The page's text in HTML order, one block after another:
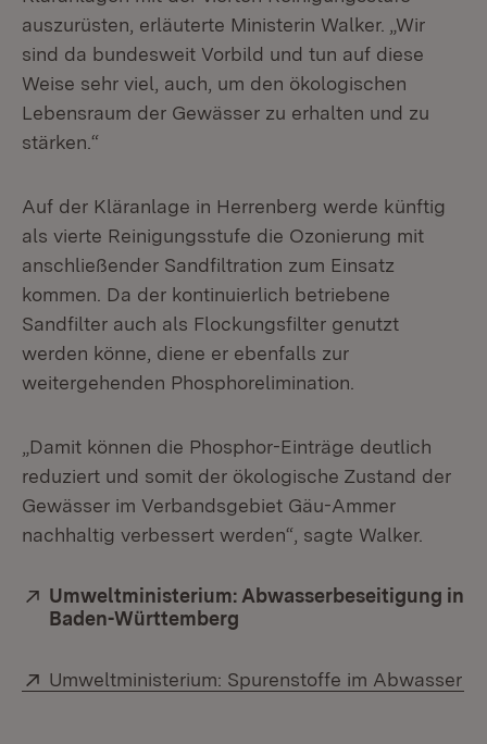
auszurüsten, erläuterte Ministerin Walker. „Wir
sind da bundesweit Vorbild und tun auf diese
Weise sehr viel, auch, um den ökologischen
Lebensraum der Gewässer zu erhalten und zu
stärken.“
Auf der Kläranlage in Herrenberg werde künftig
als vierte Reinigungsstufe die Ozonierung mit
anschließender Sandfiltration zum Einsatz
kommen. Da der kontinuierlich betriebene
Sandfilter auch als Flockungsfilter genutzt
werden könne, diene er ebenfalls zur
weitergehenden Phosphorelimination.
„Damit können die Phosphor-Einträge deutlich
reduziert und somit der ökologische Zustand der
Gewässer im Verbandsgebiet Gäu-Ammer
nachhaltig verbessert werden“, sagte Walker.
Extern:
Umweltministerium: Abwasserbeseitigung in
Baden-Württemberg
Extern:
Umweltministerium: Spurenstoffe im Abwasser